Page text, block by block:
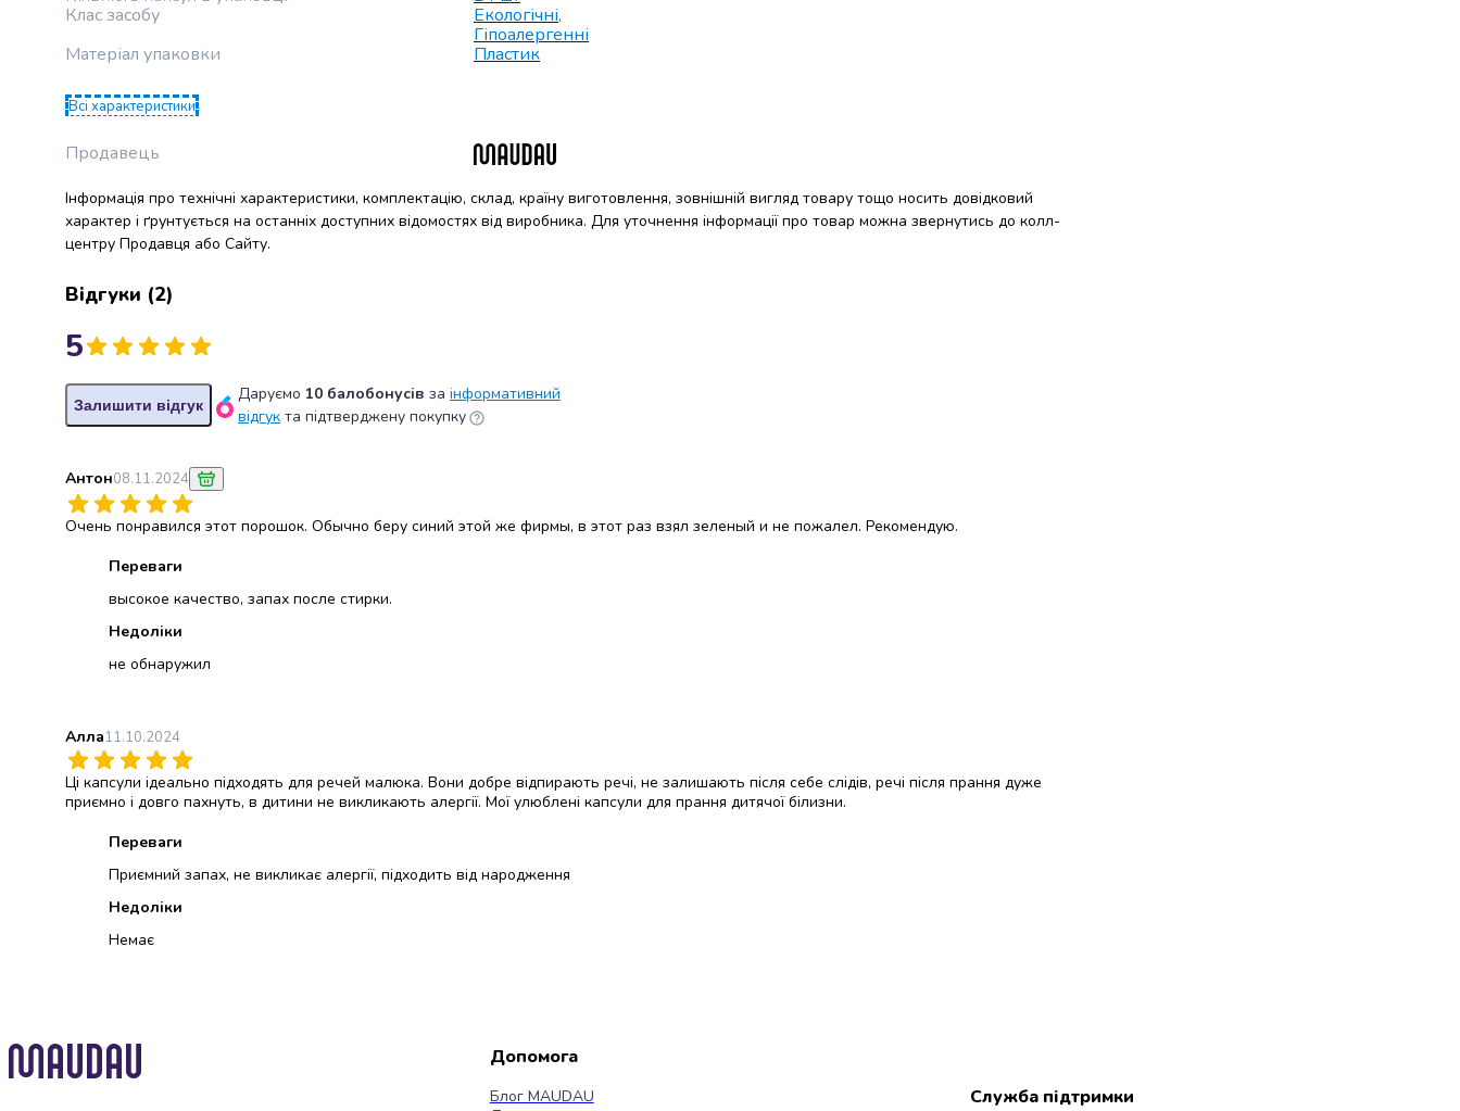
для
десертів
Крупи
Рис
Гречана
Вівсяна
Бобові
Кускус
Пшенична
крупа
Манна
крупа
Кіноа
Кукурудзяна
крупа
крупа
Перлова
крупа
Консервовані
продукти
консерви
Овочева
консерви
Фруктова
консервація
Оливки
та
Паштети
Джеми
і
маринади
Клас засобу
Екологічні,
Гіпоалергенні
Матеріал упаковки
Пластик
Всі характеристики
Продавець
Інформація про технічні характеристики, комплектацію, склад, країну виготовлення, зовнішній вигляд товару тощо носить довідковий
характер і ґрунтується на останніх доступних відомостях від виробника. Для уточнення інформації про товар можна звернутись до колл-
центру Продавця або Сайту.
Відгуки (2)
5
Залишити відгук
Даруємо 10 балобонусів за інформативний
відгук та підтверджену покупку
Антон08.11.2024
Очень понравился этот порошок. Обычно беру синий этой же фирмы, в этот раз взял зеленый и не пожалел. Рекомендую.
Переваги
высокое качество, запах после стирки.
Недоліки
не обнаружил
Алла11.10.2024
Ці капсули ідеально підходять для речей малюка. Вони добре відпирають речі, не залишають після себе слідів, речі після прання дуже
приємно і довго пахнуть, в дитини не викликають алергії. Мої улюблені капсули для прання дитячої білизни.
Переваги
Приємний запах, не викликає алергії, підходить від народження
Недоліки
Немає
Допомога
Блог MAUDAU
Служба підтримки